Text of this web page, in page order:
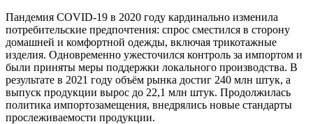
Пандемия COVID-19 в 2020 году кардинально изменила
потребительские предпочтения: спрос сместился в сторону
домашней и комфортной одежды, включая трикотажные
изделия. Одновременно ужесточился контроль за импортом и
были приняты меры поддержки локального производства. В
результате в 2021 году объём рынка достиг 240 млн штук, а
выпуск продукции вырос до 22,1 млн штук. Продолжилась
политика импортозамещения, внедрялись новые стандарты
прослеживаемости продукции.